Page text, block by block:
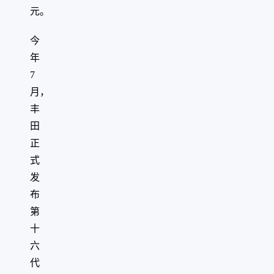
元。
今
年
7
月，
丰
田
正
式
发
布
第
十
六
代